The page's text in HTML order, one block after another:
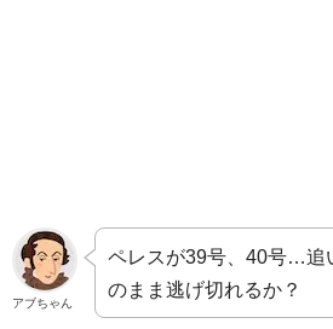
アブちゃん
ペレスが39号、40号…追
のまま逃げ切れるか？